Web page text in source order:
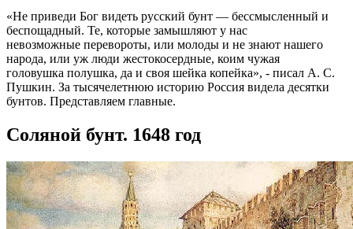
«Не приведи Бог видеть русский бунт — бессмысленный и
беспощадный. Те, которые замышляют у нас
невозможные перевороты, или молоды и не знают нашего
народа, или уж люди жестокосердные, коим чужая
головушка полушка, да и своя шейка копейка», - писал А. С.
Пушкин. За тысячелетнюю историю Россия видела десятки
бунтов. Представляем главные.
Соляной бунт. 1648 год